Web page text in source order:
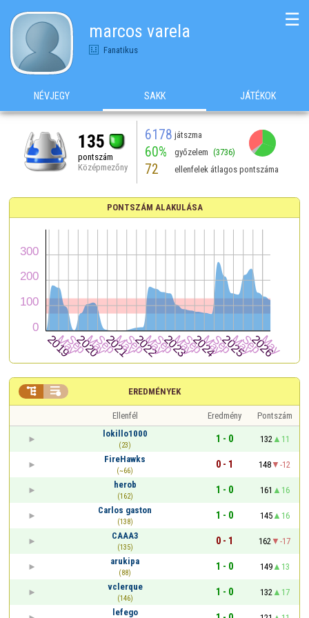
marcos varela
Fanatikus
☰
NÉVJEGY SAKK JÁTÉKOK
135
pontszám
Középmezőny
6178 játszma
60% győzelem (3736)
72 ellenfelek átlagos pontszáma
PONTSZÁM ALAKULÁSA
EREDMÉNYEK
 
Ellenfél Eredmény
Pontszám
lokillo1000
(23)
1 - 0 132
11
FireHawks
(~66)
0 - 1 148
-12
herob
(162)
1 - 0 161
16
Carlos gaston
(138)
1 - 0 145
16
CAAA3
(135)
0 - 1 162
-17
arukipa
(88)
1 - 0 149
13
vclerque
(146)
1 - 0 132
17
lefego